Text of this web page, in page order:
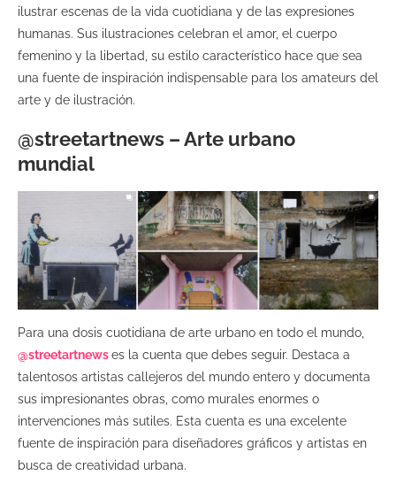
ilustrar escenas de la vida cuotidiana y de las expresiones
humanas. Sus ilustraciones celebran el amor, el cuerpo
femenino y la libertad, su estilo característico hace que sea
una fuente de inspiración indispensable para los amateurs del
arte y de ilustración.
@streetartnews – Arte urbano
mundial
Para una dosis cuotidiana de arte urbano en todo el mundo,
@streetartnewses la cuenta que debes seguir. Destaca a
talentosos artistas callejeros del mundo entero y documenta
sus impresionantes obras, como murales enormes o
intervenciones más sutiles. Esta cuenta es una excelente
fuente de inspiración para diseñadores gráficos y artistas en
busca de creatividad urbana.